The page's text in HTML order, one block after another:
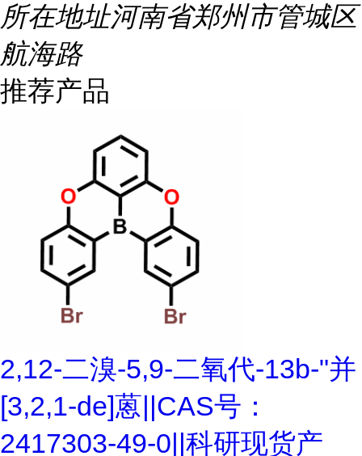
所在地址河南省郑州市管城区
航海路
推荐产品
2,12-二溴-5,9-二氧代-13b-"并
[3,2,1-de]蒽||CAS号：
2417303-49-0||科研现货产